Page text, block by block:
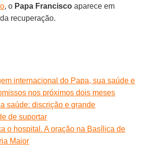
, o Papa Francisco aparece em
recuperação.
internacional do Papa, sua saúde e
nos próximos dois meses
saúde: discrição e grande
de suportar
o hospital. A oração na Basílica de
Maior